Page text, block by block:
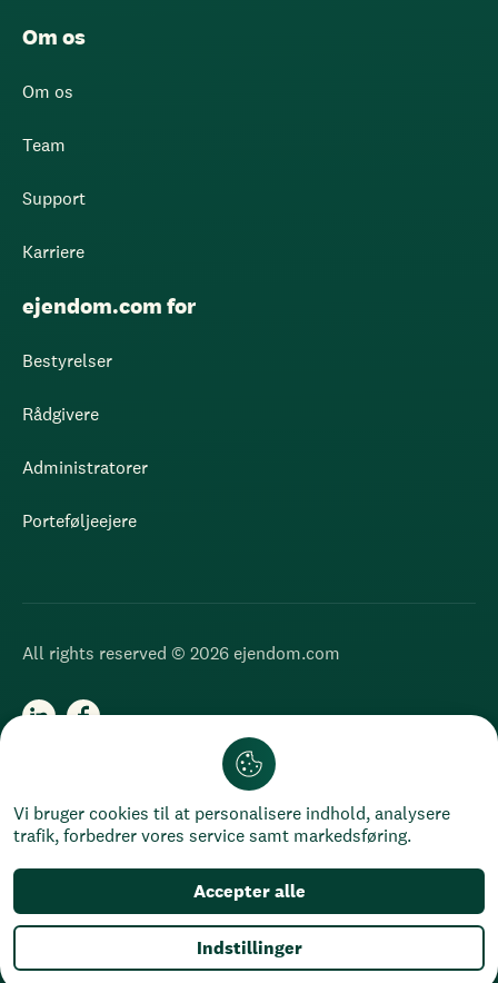
Om os
Om os
Team
Support
Karriere
ejendom.com for
Bestyrelser
Rådgivere
Administratorer
Porteføljeejere
All rights reserved © 2026 ejendom.com
Privatlivspolitik
Vi bruger cookies til at personalisere indhold, analysere
trafik, forbedrer vores service samt markedsføring.
Indstillinger
Accepter alle